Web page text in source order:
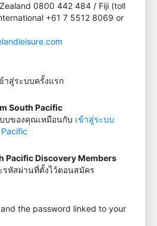
0800 442 484 / Fiji (toll
+61 7 5512 8069 or
าสู่ระบบครั้งแรก
South Pacific
บของคุณเหมือนกับ เข้าสู่ระบบ
Pacific Discovery Members
รหัสผ่านที่ตั้งไว้ตอนสมัคร
and the password linked to your